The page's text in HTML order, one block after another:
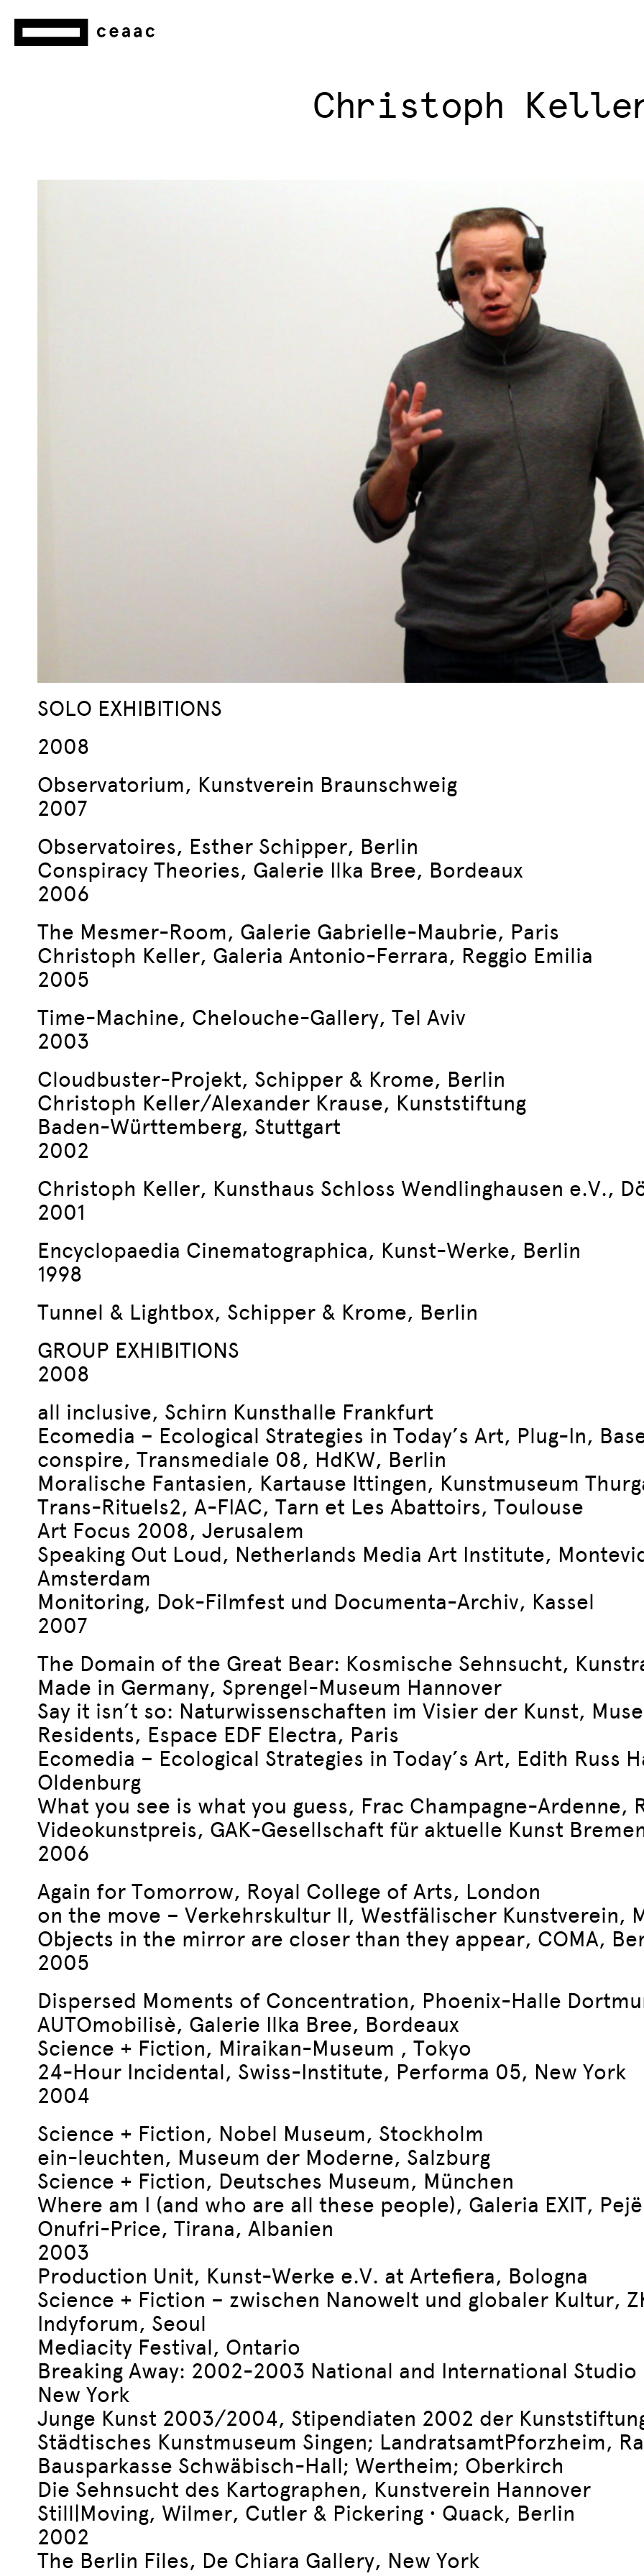
Christoph
SOLO EXHIBITIONS
2008
Observatorium, Kunstverein Braunschweig
2007
Observatoires, Esther Schipper, Berlin
Conspiracy Theories, Galerie Ilka Bree, Bordeaux
2006
The Mesmer-Room, Galerie Gabrielle-Maubrie, Paris
Christoph Keller, Galeria Antonio-Ferrara, Reggio Emilia
2005
Time-Machine, Chelouche-Gallery, Tel Aviv
2003
Cloudbuster-Projekt, Schipper & Krome, Berlin
Christoph Keller/Alexander Krause, Kunststiftung
Baden-Württemberg, Stuttgart
2002
Christoph Keller, Kunsthaus Schloss Wendlinghausen e.V.,
2001
Encyclopaedia Cinematographica, Kunst-Werke, Berlin
1998
Tunnel & Lightbox, Schipper & Krome, Berlin
GROUP EXHIBITIONS
2008
all inclusive, Schirn Kunsthalle Frankfurt
Ecomedia – Ecological Strategies in Today’s Art, Plug-In,
conspire, Transmediale 08, HdKW, Berlin
Moralische Fantasien, Kartause Ittingen, Kunstmuseum
Trans-Rituels2, A-FIAC, Tarn et Les Abattoirs, Toulouse
Art Focus 2008, Jerusalem
Speaking Out Loud, Netherlands Media Art Institute,
Amsterdam
Monitoring, Dok-Filmfest und Documenta-Archiv, Kassel
2007
The Domain of the Great Bear: Kosmische Sehnsucht,
Made in Germany, Sprengel-Museum Hannover
Say it isn’t so: Naturwissenschaften im Visier der Kunst,
Residents, Espace EDF Electra, Paris
Ecomedia – Ecological Strategies in Today’s Art, Edith Russ
Oldenburg
What you see is what you guess, Frac Champagne-Ardenne,
Videokunstpreis, GAK-Gesellschaft für aktuelle Kunst
2006
Again for Tomorrow, Royal College of Arts, London
on the move – Verkehrskultur II, Westfälischer Kunstverein,
Objects in the mirror are closer than they appear, COMA,
2005
Dispersed Moments of Concentration, Phoenix-Halle
AUTOmobilisè, Galerie Ilka Bree, Bordeaux
Science + Fiction, Miraikan-Museum , Tokyo
24-Hour Incidental, Swiss-Institute, Performa 05, New York
2004
Science + Fiction, Nobel Museum, Stockholm
ein-leuchten, Museum der Moderne, Salzburg
Science + Fiction, Deutsches Museum, München
Where am I (and who are all these people), Galeria EXIT,
Onufri-Price, Tirana, Albanien
2003
Production Unit, Kunst-Werke e.V. at Artefiera, Bologna
Science + Fiction – zwischen Nanowelt und globaler Kultur,
Indyforum, Seoul
Mediacity Festival, Ontario
Breaking Away: 2002-2003 National and International Studio
New York
Junge Kunst 2003/2004, Stipendiaten 2002 der
Städtisches Kunstmuseum Singen; LandratsamtPforzheim,
Bausparkasse Schwäbisch-Hall; Wertheim; Oberkirch
Die Sehnsucht des Kartographen, Kunstverein Hannover
Still|Moving, Wilmer, Cutler & Pickering • Quack, Berlin
2002
The Berlin Files, De Chiara Gallery, New York